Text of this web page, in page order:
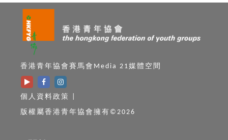
香港青年協會賽馬會Media 21媒體空間
個人資料政策
版權屬香港青年協會擁有©2026